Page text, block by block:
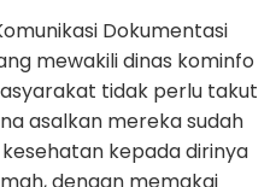
Dokumentasi
mewakili dinas kominfo
tidak perlu takut
asalkan mereka sudah
kepada dirinya